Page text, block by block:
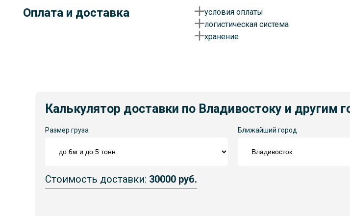
Оплата и доставка условия оплаты
Оплату можно произвести удобным для
указанному вами адресу любым удобным
логистическая система
Доставим ваш товар транспортными
хранение
Калькулятор доставки по Владивостоку и другим
Размер груза Ближайший город
Стоимость доставки: 30000 руб.